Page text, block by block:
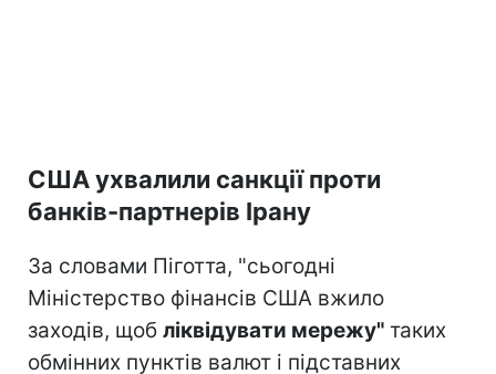
США ухвалили санкції проти
банків-партнерів Ірану
За словами Піготта, "сьогодні
Міністерство фінансів США вжило
заходів, щоб ліквідувати мережу" таких
обмінних пунктів валют і підставних